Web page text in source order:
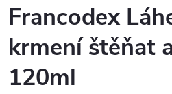
Francodex
krmení štěňat
120ml